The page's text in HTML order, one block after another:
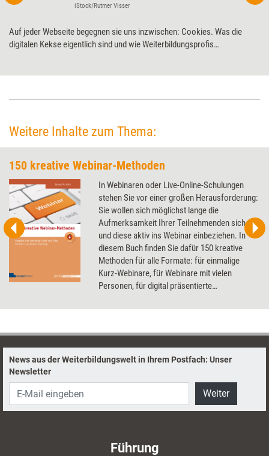
iStock/Rutmer Visser
Auf jeder Webseite begegnen sie uns inzwischen: Cookies. Was die
digitalen Kekse eigentlich sind und wie Weiterbildungsprofis
Weitere Inhalte zum Thema:
150 kreative Webinar-Methoden
In Webinaren oder Live-Online-Schulungen
stehen Sie vor einer großen Herausforderung:
Sie wollen sich möglichst lange die
Aufmerksamkeit Ihrer Teilnehmenden sichern
und diese aktiv ins Webinar einbeziehen. In
diesem Buch finden Sie dafür 150 kreative
Methoden für alle Formate: für einmalige
Kurz-Webinare, für Webinare mit vielen
Personen, für digital präsentierte
Fachinhalten, für Gruppenarbeiten ... Neben
Webinarinhalten erhalten Sie die
Beschreibungen von Energizer-Übungen für
zwischendurch, bis hin zu Yogaübungen am
technischen Profi-Tipps für den gelungenen
Einsatz sind Sie danach fit fürs Webinar.
News aus der Weiterbildungswelt in Ihrem Postfach: Unser
Newsletter
Weiter
Führung